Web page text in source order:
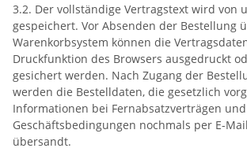
3.2. Der vollständige Vertragstext wird von
gespeichert. Vor Absenden der Bestellung
Warenkorbsystem können die
Druckfunktion des Browsers ausgedruckt
gesichert werden. Nach Zugang der
werden die Bestelldaten, die gesetzlich
Informationen bei Fernabsatzverträgen
Geschäftsbedingungen nochmals per E-
übersandt.